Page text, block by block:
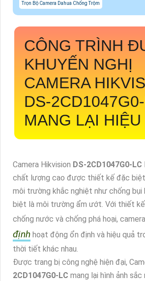
Trọn Bộ Camera Dahua Chống Trộm
CÔNG TRÌNH
KHUYẾN NGHỊ
CAMERA
DS-
MANG LẠI
Camera Hikvision DS-2CD1047G0-LC
chất lượng cao được thiết kế đặc
môi trường khắc nghiệt như chống bụi
biệt là môi trường ẩm ướt. Với thiết
chống nước và chống phá hoại,
định hoạt động ổn định và hiệu quả
thời tiết khác nhau.
Được trang bị công nghệ hiện đại,
2CD1047G0-LC mang lại hình ảnh